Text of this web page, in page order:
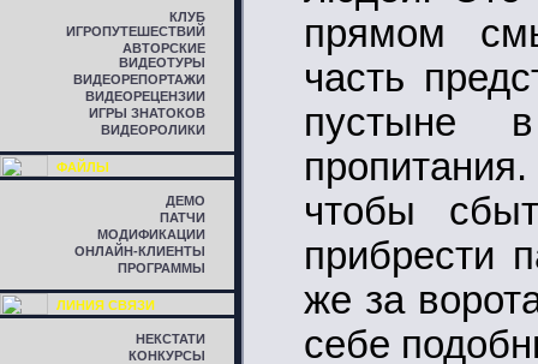
КЛУБ
ИГРОПУТЕШЕСТВИЙ
АВТОРСКИЕ
ВИДЕОТУРЫ
ВИДЕОРЕПОРТАЖИ
ВИДЕОРЕЦЕНЗИИ
ИГРЫ ЗНАТОКОВ
ВИДЕОРОЛИКИ
ФАЙЛЫ
ДЕМО
ПАТЧИ
МОДИФИКАЦИИ
ОНЛАЙН-КЛИЕНТЫ
ПРОГРАММЫ
ЛИНИЯ СВЯЗИ
НЕКСТАТИ
КОНКУРСЫ
прямом
часть
пустыне
чтобы
прибрести
же за
себе